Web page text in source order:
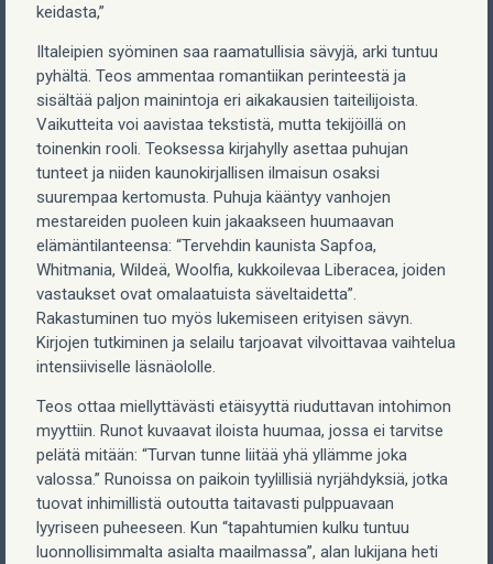
keidasta,”
Iltaleipien syöminen saa raamatullisia sävyjä, arki tuntuu
pyhältä. Teos ammentaa romantiikan perinteestä ja
sisältää paljon mainintoja eri aikakausien taiteilijoista.
Vaikutteita voi aavistaa tekstistä, mutta tekijöillä on
toinenkin rooli. Teoksessa kirjahylly asettaa puhujan
tunteet ja niiden kaunokirjallisen ilmaisun osaksi
suurempaa kertomusta. Puhuja kääntyy vanhojen
mestareiden puoleen kuin jakaakseen huumaavan
elämäntilanteensa: “Tervehdin kaunista Sapfoa,
Whitmania, Wildeä, Woolfia, kukkoilevaa Liberacea, joiden
vastaukset ovat omalaatuista säveltaidetta”.
Rakastuminen tuo myös lukemiseen erityisen sävyn.
Kirjojen tutkiminen ja selailu tarjoavat vilvoittavaa vaihtelua
intensiiviselle läsnäololle.
Teos ottaa miellyttävästi etäisyyttä riuduttavan intohimon
myyttiin. Runot kuvaavat iloista huumaa, jossa ei tarvitse
pelätä mitään: “Turvan tunne liitää yhä yllämme joka
valossa.” Runoissa on paikoin tyylillisiä nyrjähdyksiä, jotka
tuovat inhimillistä outoutta taitavasti pulppuavaan
lyyriseen puheeseen. Kun “tapahtumien kulku tuntuu
luonnollisimmalta asialta maailmassa”, alan lukijana heti